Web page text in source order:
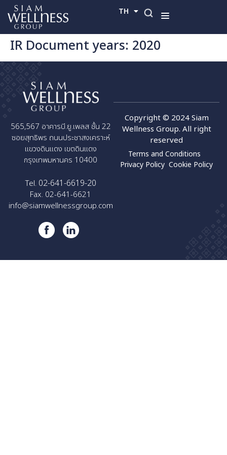
TH
EN
IR Document years: 2020
565,567 อาคารบี.ยู.เพลส ชั้น 22
ซอยสุทธิพร ถนนประชาสงเคราะห์
แขวงดินแดง เขตดินแดง
กรุงเทพมหานคร 10400
Tel. 02-641-6619-20
Fax. 02-641-6621
info@siamwellnessgroup.com
Copyright © 2024 Siam
Wellness Group. All right
reserved
Terms and Conditions
Privacy Policy Cookie Policy